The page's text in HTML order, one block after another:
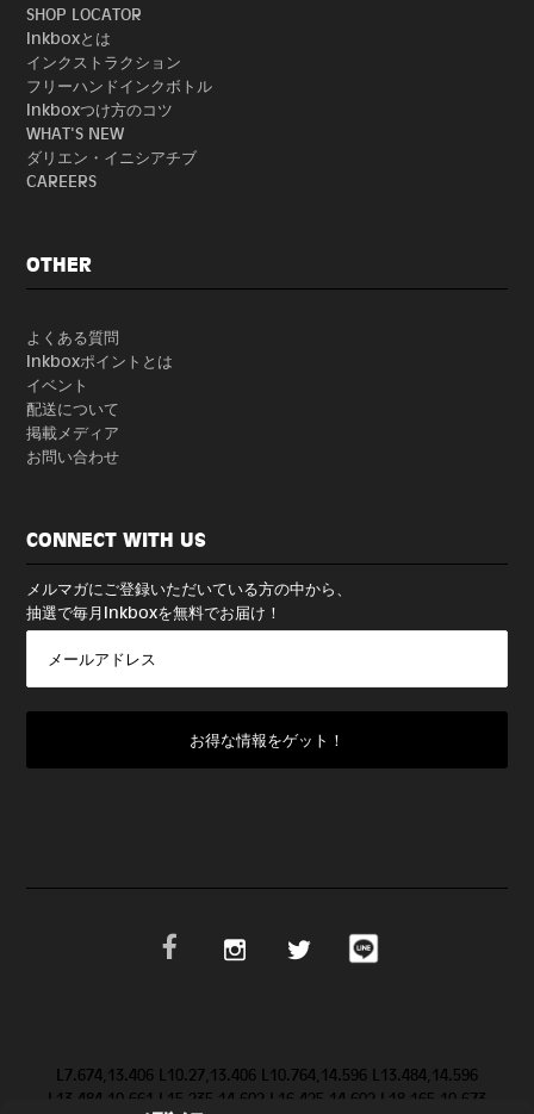
SHOP LOCATOR
Inkboxとは
インクストラクション
フリーハンドインクボトル
Inkboxつけ方のコツ
WHAT'S NEW
ダリエン・イニシアチブ
CAREERS
OTHER
よくある質問
Inkboxポイントとは
イベント
配送について
掲載メディア
お問い合わせ
CONNECT WITH US
メルマガにご登録いただいている方の中から、
抽選で毎月Inkboxを無料でお届け！
L7.674,13.406 L10.27,13.406 L10.764,14.596 L13.484,14.596
L13.484,10.661 L15.235,14.602 L16.425,14.602 L18.165,10.673